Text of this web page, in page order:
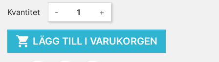
Kvantitet - +
 LÄGG TILL I VARUKORGEN